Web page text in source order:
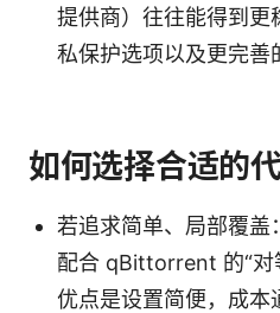
提供商）往往能得到更
私保护选项以及更完善
如何选择合适的
若追求简单、局部覆盖
配合 qBittorrent 的“对
优点是设置简便，成本